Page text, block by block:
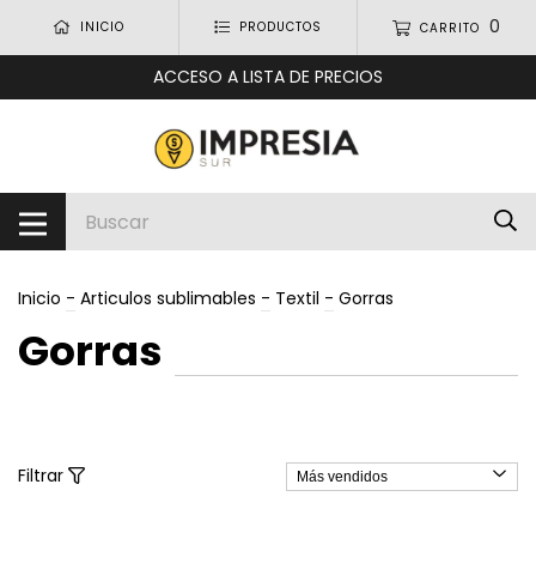
INICIO PRODUCTOS CARRITO 0
ACCESO A LISTA DE PRECIOS
Inicio - Articulos sublimables - Textil - Gorras
Gorras
Filtrar